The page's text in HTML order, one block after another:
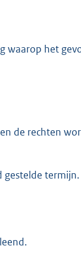
waarop het
de rechten
gestelde termijn.